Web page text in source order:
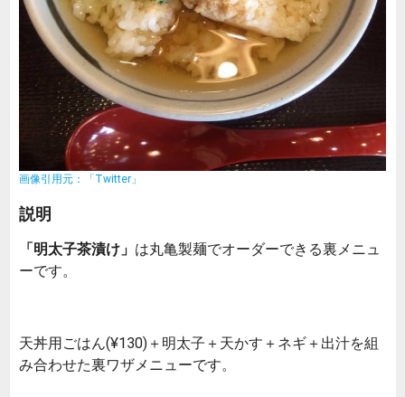
画像引用元：「Twitter」
説明
「明太子茶漬け」 は丸亀製麺でオーダーできる裏メニュ
ーです。
天丼用ごはん(¥130)＋明太子＋天かす＋ネギ＋出汁を組
み合わせた裏ワザメニューです。